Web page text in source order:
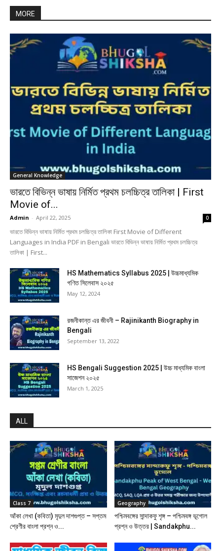
MORE
General Knowledge
ভারতে বিভিন্ন ভাষায় নির্মিত প্রথম চলচ্চিত্র তালিকা | First
Movie of...
Admin - April 22, 2025 0
ভারতে বিভিন্ন ভাষায় নির্মিত প্রথম চলচ্চিত্র তালিকা First Movie of Different
Languages in India PDF in Bengali ভারতে বিভিন্ন ভাষায় নির্মিত প্রথম চলচ্চিত্র
তালিকা | First...
HS Mathematics Syllabus 2025 | উচ্চমাধ্যমিক
গণিত সিলেবাস ২০২৫
May 12, 2024
রজনীকান্ত এর জীবনী – Rajinikanth Biography in
Bengali
September 13, 2022
HS Bengali Suggestion 2025 | উচ্চ মাধ্যমিক বাংলা
সাজেশন ২০২৫
March 1, 2025
ALL
Class 7
আঁকা লেখা (কবিতা) মৃদুল দাশগুপ্ত – সপ্তম
শ্রেণীর বাংলা প্রশ্ন ও...
Geography
পশ্চিমবঙ্গের সান্দাকফু শৃঙ্গ – পশ্চিমবঙ্গ ভূগোল
প্রশ্ন ও উত্তর | Sandakphu...